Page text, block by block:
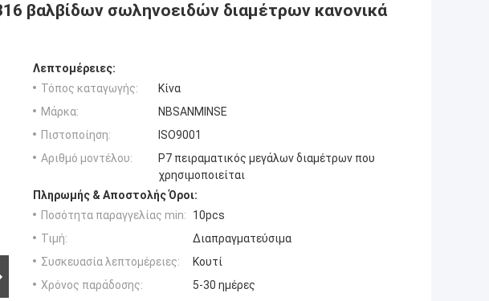
βαλβίδων σωληνοειδών διαμέτρων κανονικά
Λεπτομέρειες:
Τόπος καταγωγής:
Κίνα
Μάρκα:
NBSANMINSE
Πιστοποίηση:
ISO9001
Αριθμό μοντέλου:
P7 πειραματικός μεγάλων διαμέτρων που
χρησιμοποιείται
Πληρωμής & Αποστολής Όροι:
Ποσότητα παραγγελίας min:
10pcs
Τιμή:
Διαπραγματεύσιμα
Συσκευασία λεπτομέρειες:
Κουτί
Χρόνος παράδοσης:
5-30 ημέρες